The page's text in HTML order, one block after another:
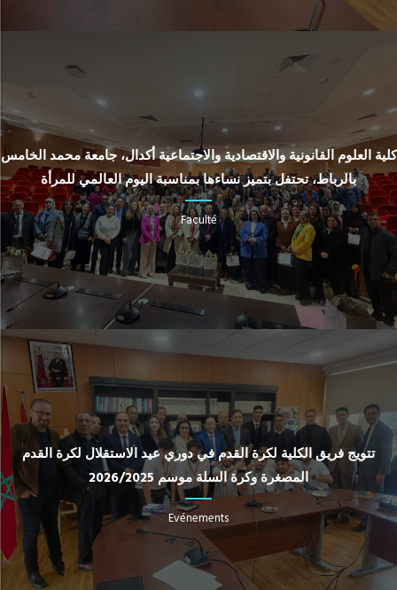
كلية العلوم القانونية والاقتصادية والاجتماعية أكدال، جامعة محمد الخامس
بالرباط، تحتفل بتميز نساءها بمناسبة اليوم العالمي للمرأة
Faculté
تتويج فريق الكلية لكرة القدم في دوري عيد الاستقلال لكرة القدم
المصغرة وكرة السلة موسم 2026/2025
Evénements